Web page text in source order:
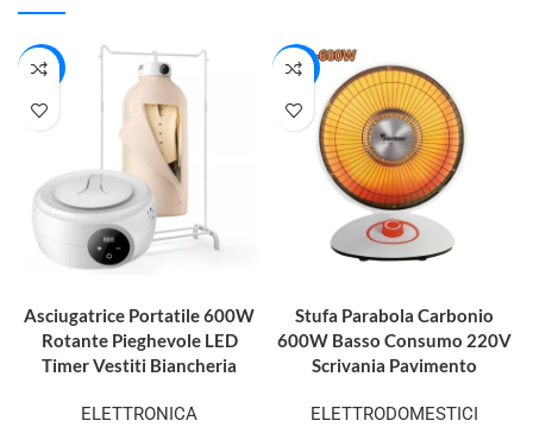
-32%
Asciugatrice Portatile 600W
Rotante Pieghevole LED
Timer Vestiti Biancheria
ELETTRONICA
-19%
Stufa Parabola Carbonio
600W Basso Consumo 220V
Scrivania Pavimento
ELETTRODOMESTICI